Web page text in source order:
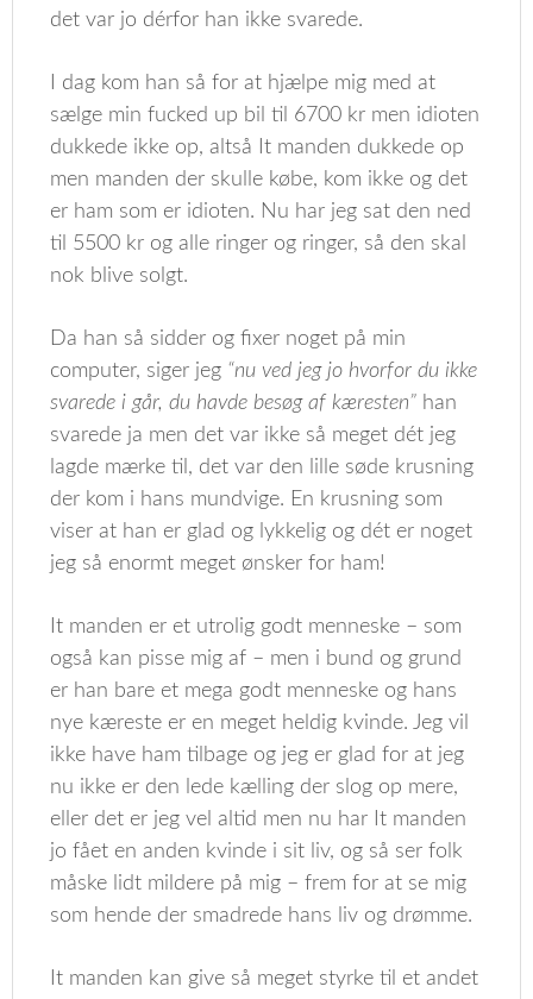
det var jo dérfor han ikke svarede.
I dag kom han så for at hjælpe mig med at
sælge min fucked up bil til 6700 kr men idioten
dukkede ikke op, altså It manden dukkede op
men manden der skulle købe, kom ikke og det
er ham som er idioten. Nu har jeg sat den ned
til 5500 kr og alle ringer og ringer, så den skal
nok blive solgt.
Da han så sidder og fixer noget på min
computer, siger jeg “nu ved jeg jo hvorfor du ikke
svarede i går, du havde besøg af kæresten” han
svarede ja men det var ikke så meget dét jeg
lagde mærke til, det var den lille søde krusning
der kom i hans mundvige. En krusning som
viser at han er glad og lykkelig og dét er noget
jeg så enormt meget ønsker for ham!
It manden er et utrolig godt menneske – som
også kan pisse mig af – men i bund og grund
er han bare et mega godt menneske og hans
nye kæreste er en meget heldig kvinde. Jeg vil
ikke have ham tilbage og jeg er glad for at jeg
nu ikke er den lede kælling der slog op mere,
eller det er jeg vel altid men nu har It manden
jo fået en anden kvinde i sit liv, og så ser folk
måske lidt mildere på mig – frem for at se mig
som hende der smadrede hans liv og drømme.
It manden kan give så meget styrke til et andet